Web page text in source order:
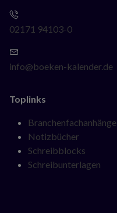
02171 94103-0
info@boeken-kalender.de
Toplinks
Navigation
überspringen
Branchenfachanhänge
Notizbücher
Schreibblocks
Schreibunterlagen